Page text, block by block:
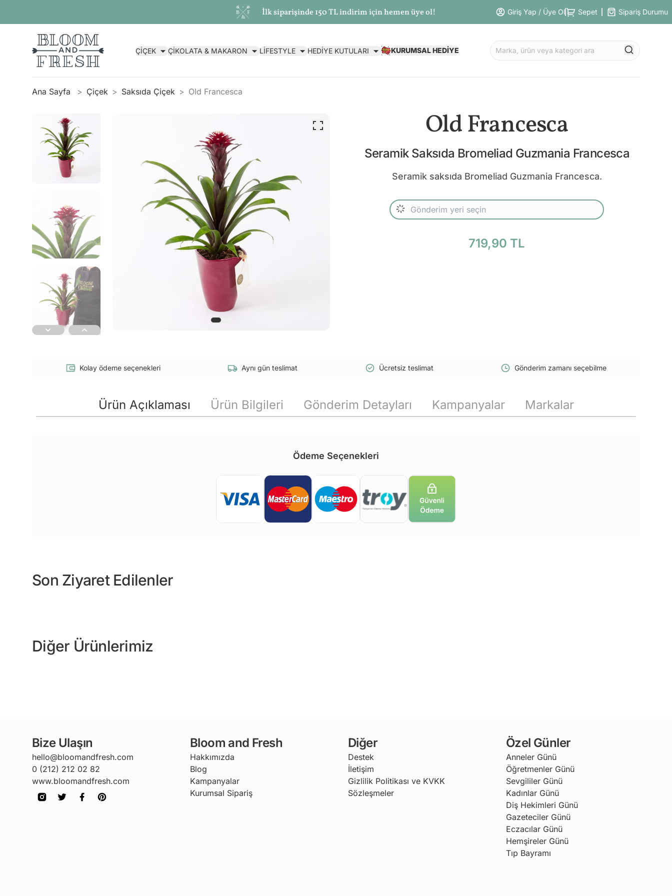
İlk siparişinde 150 TL indirim için hemen üye ol! Giriş Yap / Üye Ol Sepet Sipariş Durumu
ÇİÇEK ÇİKOLATA & MAKARON LİFESTYLE HEDİYE KUTULARI KURUMSAL HEDİYE
Ana Sayfa Çiçek Saksıda Çiçek Old Francesca
Old Francesca
Seramik Saksıda Bromeliad Guzmania Francesca
Seramik saksıda Bromeliad Guzmania Francesca.
719,90 TL
Kolay ödeme seçenekleri Aynı gün teslimat Ücretsiz teslimat Gönderim zamanı seçebilme
Ürün Açıklaması Ürün Bilgileri Gönderim Detayları Kampanyalar Markalar
Ödeme Seçenekleri
Son Ziyaret Edilenler
Diğer Ürünlerimiz
Bize Ulaşın
hello@bloomandfresh.com
0 (212) 212 02 82
www.bloomandfresh.com
Bloom and Fresh
Hakkımızda
Blog
Kampanyalar
Kurumsal Sipariş
Diğer
Destek
İletişim
Gizlilik Politikası ve KVKK
Sözleşmeler
Özel Günler
Anneler Günü
Öğretmenler Günü
Sevgililer Günü
Kadınlar Günü
Diş Hekimleri Günü
Gazeteciler Günü
Eczacılar Günü
Hemşireler Günü
Tıp Bayramı